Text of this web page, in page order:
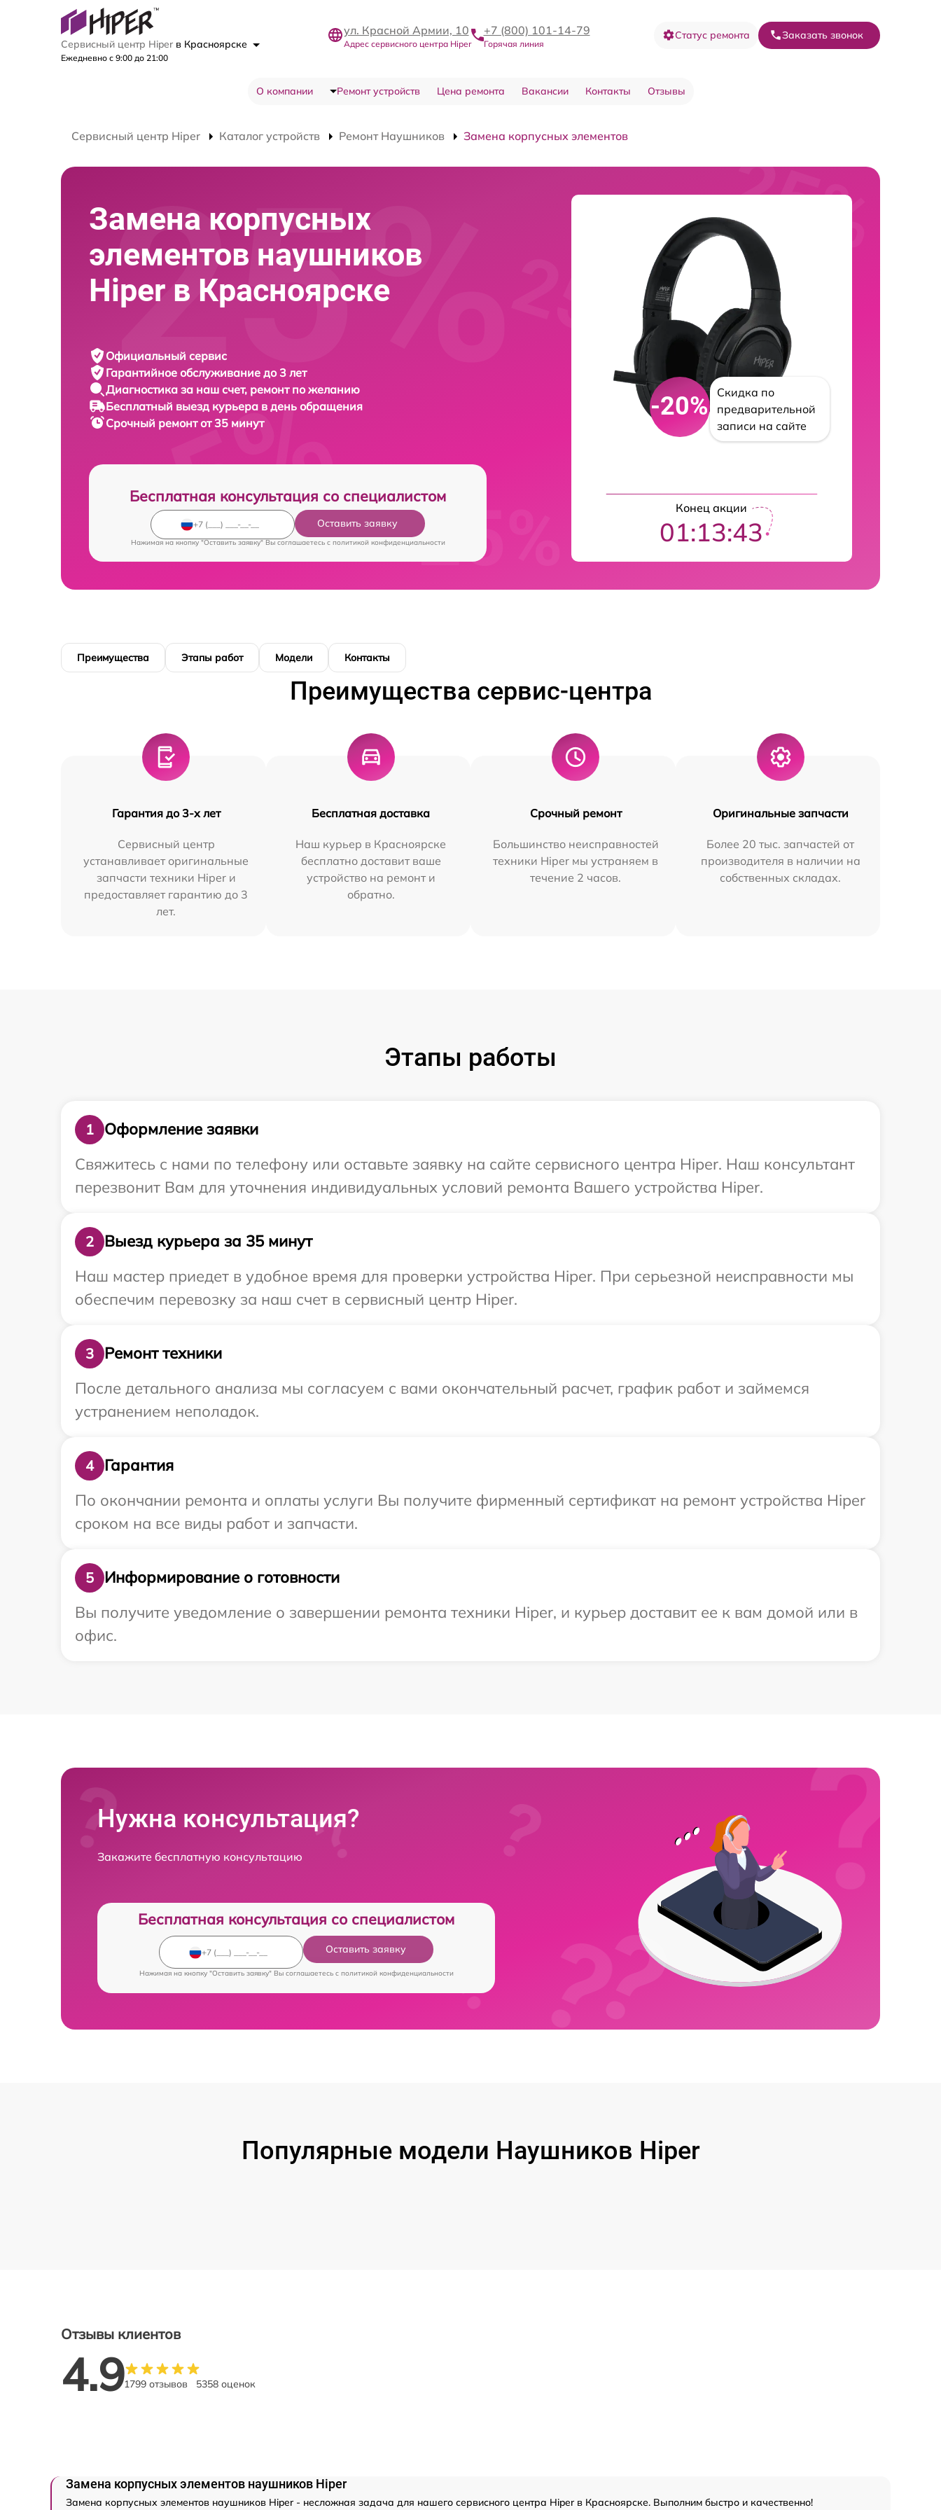
Сервисный центр Hiper в Красноярске
Ежедневно с 9:00 до 21:00
ул. Красной Армии, 10
Адрес сервисного центра Hiper
+7 (800) 101-14-79
Горячая линия
Статус ремонта Заказать звонок
О компании Ремонт устройств Цена ремонта Вакансии Контакты Отзывы
Сервисный центр Hiper Каталог устройств Ремонт Наушников Замена корпусных элементов
Замена корпусных
элементов наушников
Hiper в Красноярске
Официальный сервис
Гарантийное обслуживание до 3 лет
Диагностика за наш счет, ремонт по желанию
Бесплатный выезд курьера в день обращения
Срочный ремонтот 35 минут
Бесплатная консультация со специалистом
Оставить заявку
Нажимая на кнопку "Оставить заявку" Вы соглашаетесь c политикой конфиденциальности
-20%
Скидка по
предварительной
записи на сайте
Конец акции
01:13:42
Преимущества Этапы работ Модели Контакты
Преимущества сервис-центра
Гарантия до 3-х лет
Сервисный центр
устанавливает оригинальные
запчасти техники Hiper и
предоставляет гарантию до 3
лет.
Бесплатная доставка
Наш курьер в Красноярске
бесплатно доставит ваше
устройство на ремонт и
обратно.
Срочный ремонт
Большинство неисправностей
техники Hiper мы устраняем в
течение 2 часов.
Оригинальные запчасти
Более 20 тыс. запчастей от
производителя в наличии на
собственных складах.
Этапы работы
1
Оформление заявки
Свяжитесь с нами по телефону или оставьте заявку на сайте сервисного центра Hiper. Наш консультант
перезвонит Вам для уточнения индивидуальных условий ремонта Вашего устройства Hiper.
2
Выезд курьера за 35 минут
Наш мастер приедет в удобное время для проверки устройства Hiper. При серьезной неисправности мы
обеспечим перевозку за наш счет в сервисный центр Hiper.
3
Ремонт техники
После детального анализа мы согласуем с вами окончательный расчет, график работ и займемся
устранением неполадок.
4
Гарантия
По окончании ремонта и оплаты услуги Вы получите фирменный сертификат на ремонт устройства Hiper
сроком на все виды работ и запчасти.
5
Информирование о готовности
Вы получите уведомление о завершении ремонта техники Hiper, и курьер доставит ее к вам домой или в
офис.
Нужна консультация?
Закажите бесплатную консультацию
Бесплатная консультация со специалистом
Оставить заявку
Нажимая на кнопку "Оставить заявку" Вы соглашаетесь c политикой конфиденциальности
Популярные модели Наушников Hiper
Отзывы клиентов
4.91799 отзывов 5358 оценок
Замена корпусных элементов наушников Hiper
Замена корпусных элементов наушников Hiper - несложная задача для нашего сервисного центра Hiper в Красноярске. Выполним быстро и качественно!